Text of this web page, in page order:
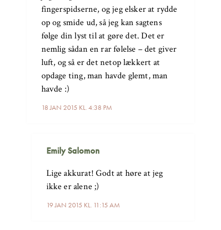
18 JAN 2015 KL. 4:38 PM
fingerspidserne, og jeg elsker at rydde
op og smide ud, så jeg kan sagtens
følge din lyst til at gøre det. Det er
nemlig sådan en rar følelse – det giver
luft, og så er det netop lækkert at
opdage ting, man havde glemt, man
havde :)
Emily Salomon
19 JAN 2015 KL. 11:15 AM
Lige akkurat! Godt at høre at jeg
ikke er alene ;)